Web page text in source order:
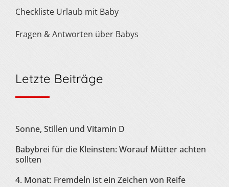
Checkliste Urlaub mit Baby
Fragen & Antworten über Babys
Letzte Beiträge
Sonne, Stillen und Vitamin D
Babybrei für die Kleinsten: Worauf Mütter achten
sollten
4. Monat: Fremdeln ist ein Zeichen von Reife